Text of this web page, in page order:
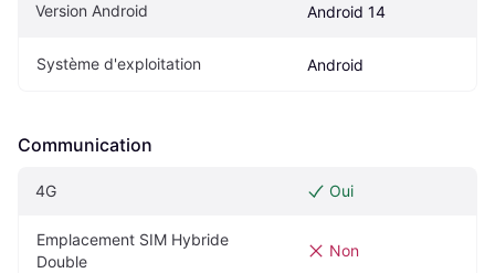
Version Android Android 14
Système d'exploitation Android
Communication
4G Oui
Emplacement SIM Hybride
Double
Non